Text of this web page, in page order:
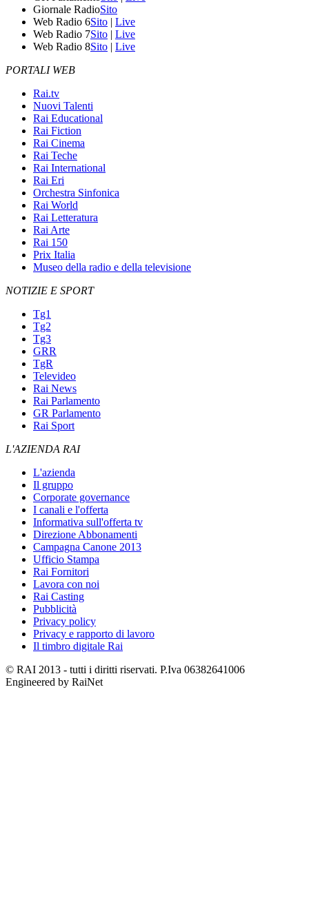
Giornale RadioSito
Web Radio 6Sito | Live
Web Radio 7Sito | Live
Web Radio 8Sito | Live
PORTALI WEB
Rai.tv
Nuovi Talenti
Rai Educational
Rai Fiction
Rai Cinema
Rai Teche
Rai International
Rai Eri
Orchestra Sinfonica
Rai World
Rai Letteratura
Rai Arte
Rai 150
Prix Italia
Museo della radio e della televisione
NOTIZIE E SPORT
Tg1
Tg2
Tg3
GRR
TgR
Televideo
Rai News
Rai Parlamento
GR Parlamento
Rai Sport
L'AZIENDA RAI
L'azienda
Il gruppo
Corporate governance
I canali e l'offerta
Informativa sull'offerta tv
Direzione Abbonamenti
Campagna Canone 2013
Ufficio Stampa
Rai Fornitori
Lavora con noi
Rai Casting
Pubblicità
Privacy policy
Privacy e rapporto di lavoro
Il timbro digitale Rai
© RAI 2013 - tutti i diritti riservati. P.Iva 06382641006
Engineered by RaiNet